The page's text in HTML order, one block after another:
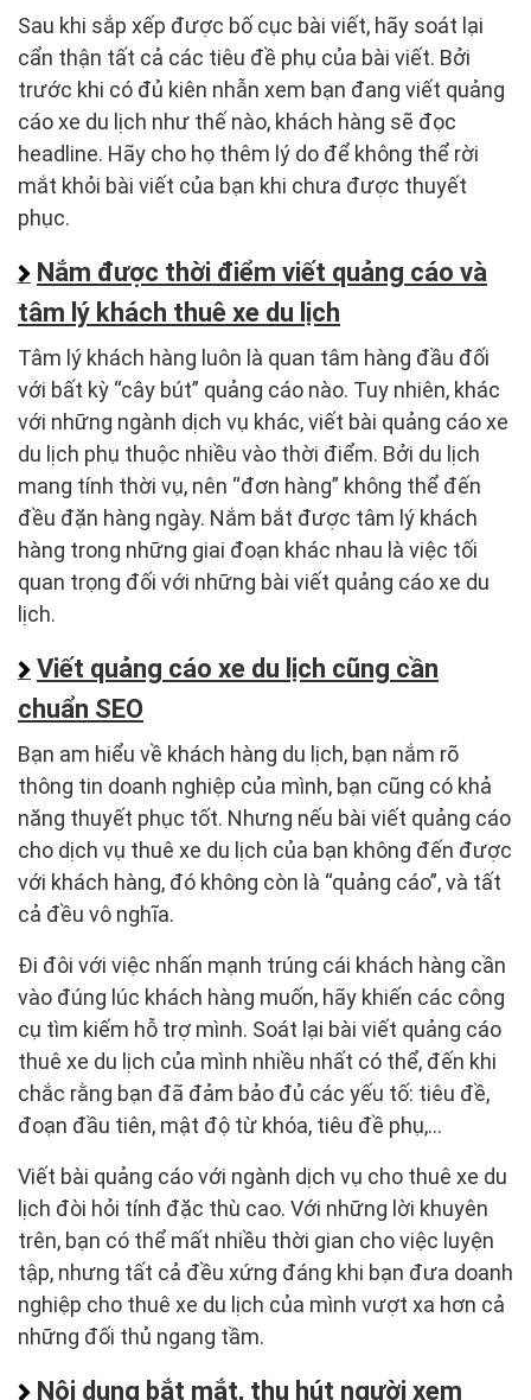
Sau khi sắp xếp được bố cục bài viết, hãy soát lại
cẩn thận tất cả các tiêu đề phụ của bài viết. Bởi
trước khi có đủ kiên nhẫn xem bạn đang viết quảng
cáo xe du lịch như thế nào, khách hàng sẽ đọc
headline. Hãy cho họ thêm lý do để không thể rời
mắt khỏi bài viết của bạn khi chưa được thuyết
phục.
Nắm được thời điểm viết quảng cáo và
tâm lý khách thuê xe du lịch
Tâm lý khách hàng luôn là quan tâm hàng đầu đối
với bất kỳ “cây bút” quảng cáo nào. Tuy nhiên, khác
với những ngành dịch vụ khác, viết bài quảng cáo xe
du lịch phụ thuộc nhiều vào thời điểm. Bởi du lịch
mang tính thời vụ, nên “đơn hàng” không thể đến
đều đặn hàng ngày. Nắm bắt được tâm lý khách
hàng trong những giai đoạn khác nhau là việc tối
quan trọng đối với những bài viết quảng cáo xe du
lịch.
Viết quảng cáo xe du lịch cũng cần
chuẩn SEO
Bạn am hiểu về khách hàng du lịch, bạn nắm rõ
thông tin doanh nghiệp của mình, bạn cũng có khả
năng thuyết phục tốt. Nhưng nếu bài viết quảng cáo
cho dịch vụ thuê xe du lịch của bạn không đến được
với khách hàng, đó không còn là “quảng cáo”, và tất
cả đều vô nghĩa.
Đi đôi với việc nhấn mạnh trúng cái khách hàng cần
vào đúng lúc khách hàng muốn, hãy khiến các công
cụ tìm kiếm hỗ trợ mình. Soát lại bài viết quảng cáo
thuê xe du lịch của mình nhiều nhất có thể, đến khi
chắc rằng bạn đã đảm bảo đủ các yếu tố: tiêu đề,
đoạn đầu tiên, mật độ từ khóa, tiêu đề phụ,…
Viết bài quảng cáo với ngành dịch vụ cho thuê xe du
lịch đòi hỏi tính đặc thù cao. Với những lời khuyên
trên, bạn có thể mất nhiều thời gian cho việc luyện
tập, nhưng tất cả đều xứng đáng khi bạn đưa doanh
nghiệp cho thuê xe du lịch của mình vượt xa hơn cả
những đối thủ ngang tầm.
Nội dung bắt mắt, thu hút người xem